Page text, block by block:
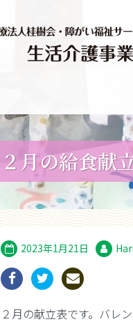
２月の給食献
2023年1月21日
２月の献立表です。バレ